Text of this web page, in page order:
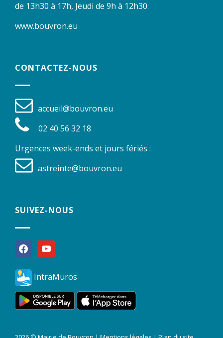
de 13h30 à 17h, Jeudi de 9h à 12h30.
www.bouvron.eu
CONTACTEZ-NOUS
accueil@bouvron.eu
02 40 56 32 18
Urgences week-ends et jours fériés :
astreinte@bouvron.eu
SUIVEZ-NOUS
facebookyoutube
IntraMuros